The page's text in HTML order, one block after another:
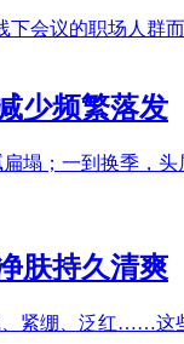
会议的职场人
少频繁落发
塌；一到换季
肤持久清爽
紧绷、泛红……